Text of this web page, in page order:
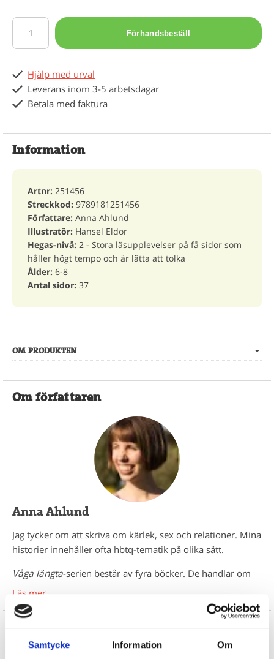
Samtycke Information Om
Förhandsbeställ
Hjälp med urval
Leverans inom 3-5 arbetsdagar
Betala med faktura
Information
Artnr: 251456
Streckkod: 9789181251456
Författare: Anna Ahlund
Illustratör: Hansel Eldor
Hegas-nivå: 2 - Stora läsupplevelser på få sidor som
håller högt tempo och är lätta att tolka
Ålder: 6-8
Antal sidor: 37
OM PRODUKTEN
Om författaren
Anna Ahlund
Jag tycker om att skriva om kärlek, sex och relationer. Mina
historier innehåller ofta hbtq-tematik på olika sätt.
Våga längta-serien består av fyra böcker. De handlar om
att våga ta det första steget, att våga visa vad en vill, att
våga vara sig själv och att testa att vara någon annan. Jag
tycker själv om att läsa precis den här typen av böcker.
Därför skrev jag dem. Hoppas att du också gillar!
Läs mer
Böcker från samma författare